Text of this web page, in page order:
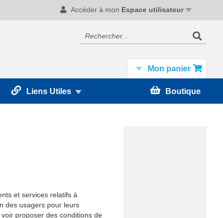
Accéder à mon Espace utilisateur
Mon panier
Liens Utiles Boutique
et services relatifs à
des usagers pour leurs
proposer des conditions de